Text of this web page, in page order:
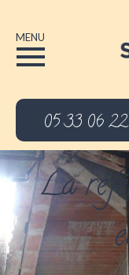
MENU
05 33 06
La